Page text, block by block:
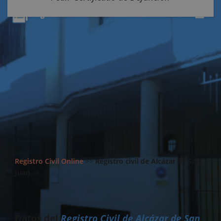
Registro Civil Online>>Registro civil de Alcázar de San
Datos del Registro Civil de Alcázar de San